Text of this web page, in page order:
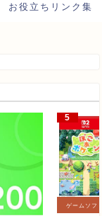
お役立ちリンク集
ゲームソフト